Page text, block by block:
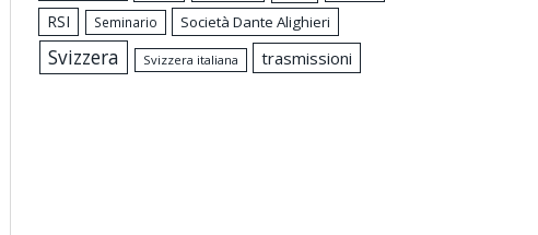
RSI
Seminario Società Dante Alighieri
Svizzera Svizzera italiana trasmissioni